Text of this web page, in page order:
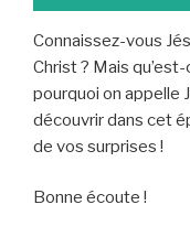
Connaissez-vous
Christ ? Mais
pourquoi on appelle
découvrir dans cet
de vos surprises !
Bonne écoute !